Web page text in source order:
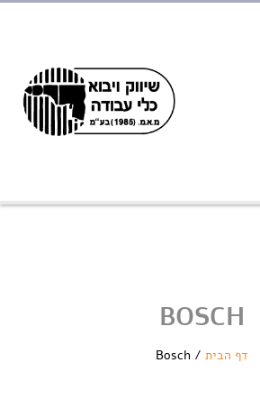
BOSCH
דף הבית /
Bosch